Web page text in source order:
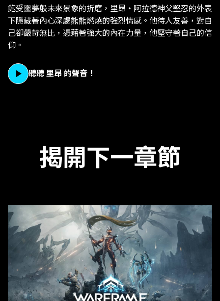
飽受噩夢般未來景象的折磨，里昂・阿拉德神父堅忍的外表
下隱藏著內心深處熊熊燃燒的強烈情感。他待人友善，對自
己卻嚴苛無比，憑藉著強大的內在力量，他堅守著自己的信
仰。
聽聽 里昂 的聲音！
揭開下一章節